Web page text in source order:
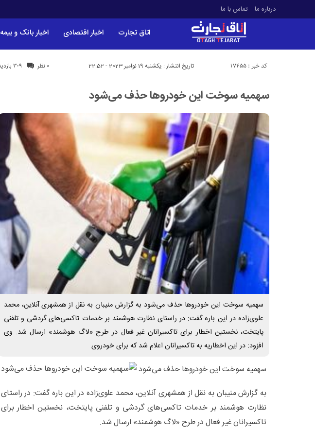
درباره ما تماس با ما
اتاق تجارت اخبار اقتصادی اخبار بانک و بیمه
تاریخ انتشار : یکشنبه 19 نوامبر 2023 - 22:52 309 بازدید کد خبر : 17455 0 نظر
سهمیه سوخت این خودروها حذف می‌شود
سهمیه سوخت این خودروها حذف می‌شود به گزارش منیبان به نقل از همشهری آنلاین، محمد
علوی‌زاده در این باره گفت: در راستای نظارت هوشمند بر خدمات تاکسی‌های گردشی و تلفنی
پایتخت، نخستین اخطار برای تاکسیرانان غیر فعال در طرح «لاگ هوشمند» ارسال شد. وی
افزود: در این اخطاریه به تاکسیرانان اعلام شد که برای خودروی
سهمیه سوخت این خودروها حذف می‌شود
به گزارش منیبان به نقل از همشهری آنلاین، محمد علوی‌زاده در این باره گفت: در راستای
نظارت هوشمند بر خدمات تاکسی‌های گردشی و تلفنی پایتخت، نخستین اخطار برای
تاکسیرانان غیر فعال در طرح «لاگ هوشمند» ارسال شد.